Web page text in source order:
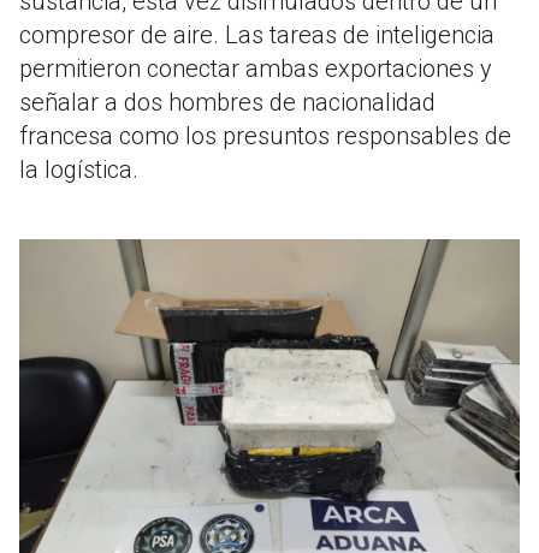
compresor de aire. Las tareas de inteligencia
permitieron conectar ambas exportaciones y
señalar a dos hombres de nacionalidad
francesa como los presuntos responsables de
la logística.